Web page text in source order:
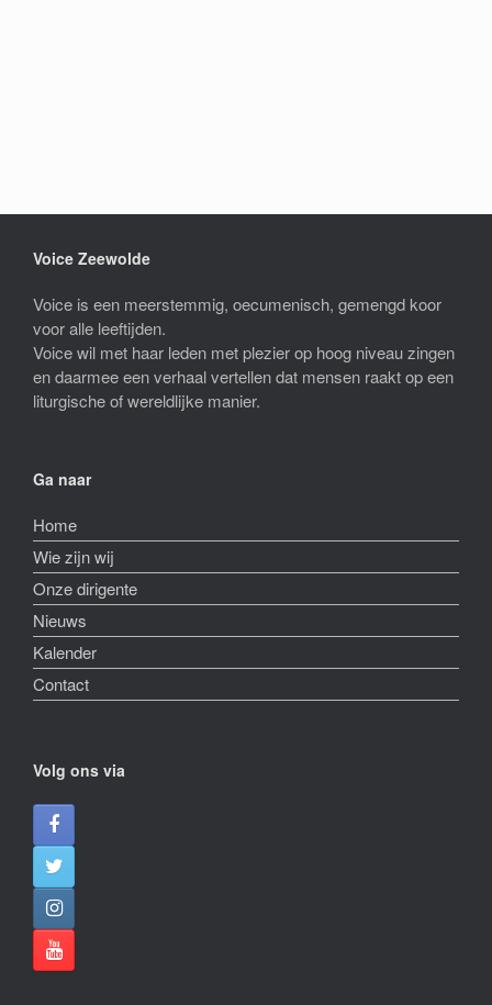
Voice Zeewolde
Voice is een meerstemmig, oecumenisch, gemengd koor
voor alle leeftijden.
Voice wil met haar leden met plezier op hoog niveau zingen
en daarmee een verhaal vertellen dat mensen raakt op een
liturgische of wereldlijke manier.
Ga naar
Home
Wie zijn wij
Onze dirigente
Nieuws
Kalender
Contact
Volg ons via